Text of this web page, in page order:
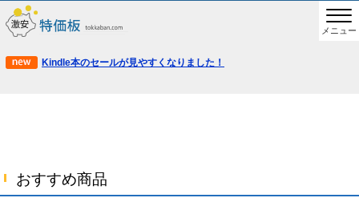
メニュー
Kindle本のセールが見やすくなりました！
おすすめ商品